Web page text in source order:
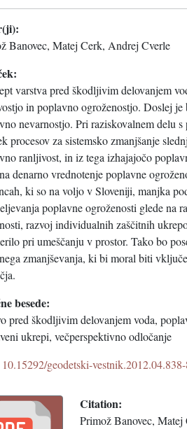
Banovec, Matej Cerk, Andrej Cverle
varstva pred škodljivim delovanjem
in poplavno ogroženostjo. Doslej je
nevarnostjo. Pri raziskovalnem delu
procesov za sistemsko zmanjšanje
ranljivost, in iz tega izhajajočo
denarno vrednotenje poplavne
ki so na voljo v Sloveniji, manjka
poplavne ogroženosti glede na
razvoj individualnih zaščitnih
pri umeščanju v prostor. Tako bo
zmanjševanja, ki bi moral biti
besede:
pred škodljivim delovanjem voda,
ukrepi, večperspektivno odločanje
10.15292/geodetski-
Citation:
Primož Banovec,